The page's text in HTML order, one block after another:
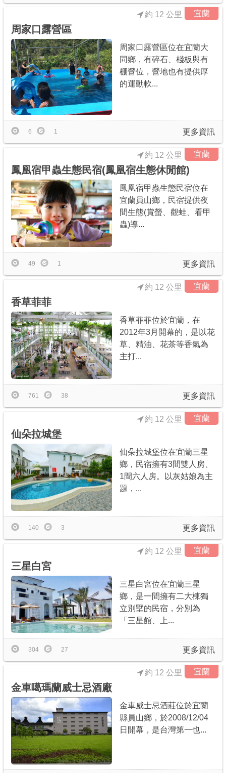
宜蘭
周家口露營區
約 12 公里
周家口露營區位在宜蘭大
同鄉，有碎石、棧板與有
棚營位，營地也有提供厚
的運動軟...
更多資訊
6 1
宜蘭
鳳凰宿甲蟲生態民宿(鳳凰宿生態休閒館)
約 12 公里
鳳凰宿甲蟲生態民宿位在
宜蘭員山鄉，民宿提供夜
間生態(賞螢、觀蛙、看甲
蟲)導...
更多資訊
49 1
宜蘭
香草菲菲
約 12 公里
香草菲菲位於宜蘭，在
2012年3月開幕的，是以花
草、精油、花茶等香氣為
主打...
更多資訊
761 38
宜蘭
仙朵拉城堡
約 12 公里
仙朵拉城堡位在宜蘭三星
鄉，民宿擁有3間雙人房、
1間六人房。以灰姑娘為主
題，...
更多資訊
140 3
宜蘭
三星白宮
約 12 公里
三星白宮位在宜蘭三星
鄉，是一間擁有二大棟獨
立別墅的民宿，分別為
「三星館、上...
更多資訊
304 27
宜蘭
金車噶瑪蘭威士忌酒廠
約 12 公里
金車威士忌酒莊位於宜蘭
縣員山鄉，於2008/12/04
日開幕，是台灣第一也...